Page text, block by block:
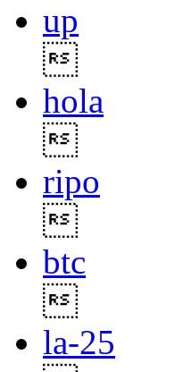
up
hola
ripo
btc
la-25